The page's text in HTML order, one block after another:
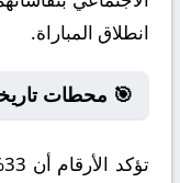
انطلاق المباراة.
🎯 محطات